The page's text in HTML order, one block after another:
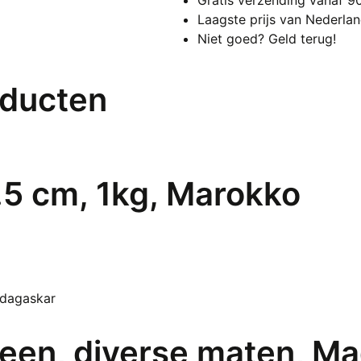
Laagste prijs van
Niet goed? Geld terug!
cm, 1kg, Marokko
diverse maten,